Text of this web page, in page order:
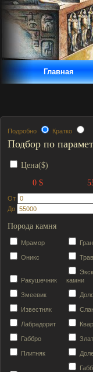
Главная
Подробно Кратко
Подбор по
Цена($)
0 $
От
До
Порода камня
Мрамор
Оникс
Ракушечник
камни
Змеевик
Известняк
Лабрадорит
Габбро
Плитняк